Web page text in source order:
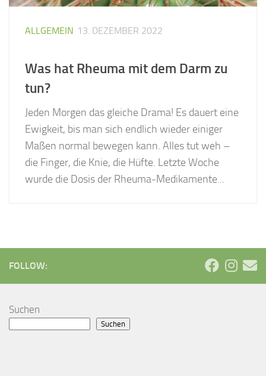
ALLGEMEIN 13. DEZEMBER 2022
Was hat Rheuma mit dem Darm zu
tun?
Jeden Morgen das gleiche Drama! Es dauert eine
Ewigkeit, bis man sich endlich wieder einiger
Maßen normal bewegen kann. Alles tut weh –
die Finger, die Knie, die Hüfte. Letzte Woche
wurde die Dosis der Rheuma-Medikamente...
FOLLOW:
Suchen
Suchen